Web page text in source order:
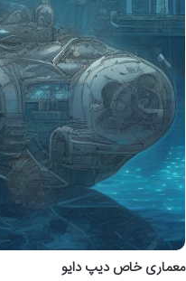
معماری خاص دیپ دایو